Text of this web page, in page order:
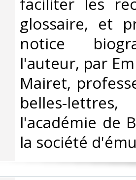
glossaire, et
notice
l'auteur, par
Mairet,
belles-
l'académie de
la société